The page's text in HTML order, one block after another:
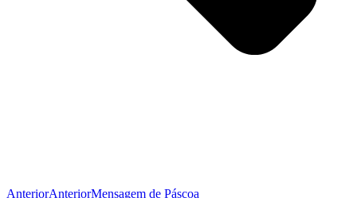
AnteriorAnteriorMensagem de Páscoa